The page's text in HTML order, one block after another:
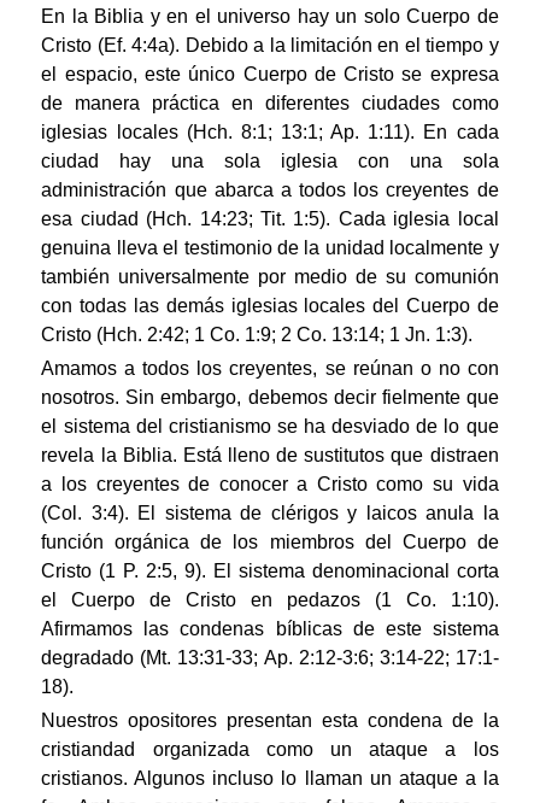
En la Biblia y en el universo hay un solo Cuerpo de
Cristo (Ef. 4:4a). Debido a la limitación en el tiempo y
el espacio, este único Cuerpo de Cristo se expresa
de manera práctica en diferentes ciudades como
iglesias locales (Hch. 8:1; 13:1; Ap. 1:11). En cada
ciudad hay una sola iglesia con una sola
administración que abarca a todos los creyentes de
esa ciudad (Hch. 14:23; Tit. 1:5). Cada iglesia local
genuina lleva el testimonio de la unidad localmente y
también universalmente por medio de su comunión
con todas las demás iglesias locales del Cuerpo de
Cristo (Hch. 2:42; 1 Co. 1:9; 2 Co. 13:14; 1 Jn. 1:3).
Amamos a todos los creyentes, se reúnan o no con
nosotros. Sin embargo, debemos decir fielmente que
el sistema del cristianismo se ha desviado de lo que
revela la Biblia. Está lleno de sustitutos que distraen
a los creyentes de conocer a Cristo como su vida
(Col. 3:4). El sistema de clérigos y laicos anula la
función orgánica de los miembros del Cuerpo de
Cristo (1 P. 2:5, 9). El sistema denominacional corta
el Cuerpo de Cristo en pedazos (1 Co. 1:10).
Afirmamos las condenas bíblicas de este sistema
degradado (Mt. 13:31-33; Ap. 2:12-3:6; 3:14-22; 17:1-
18).
Nuestros opositores presentan esta condena de la
cristiandad organizada como un ataque a los
cristianos. Algunos incluso lo llaman un ataque a la